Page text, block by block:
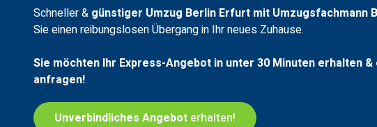
Schneller & günstiger Umzug Berlin Erfurt mit Umzugsfachmann
Sie einen reibungslosen Übergang in Ihr neues Zuhause.
Sie möchten Ihr Express-Angebot in unter 30 Minuten erhalten &
anfragen!
Unverbindliches Angebot erhalten!